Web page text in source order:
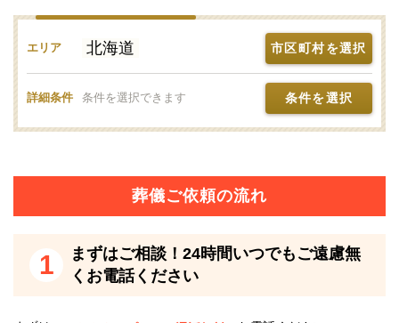
旭川聖苑の駐車場について
旭川聖苑は、駐車場を完備しています。
駐車可能台数は77台です。（乗用車用77台・バス用1
そのため、利用状況によっては駐車場を利用できない
可能性があるため注意が必要です。
車での来場をお考えの方は、事前に駐車場の利用状況
や近隣のパーキングを確認しておくことをおすすめし
エリア 北海道 市区町村を選択
詳細条件 条件を選択できます 条件を選択
葬儀ご依頼の流れ
1
まずはご相談！24時間いつでもご遠慮無
くお電話ください